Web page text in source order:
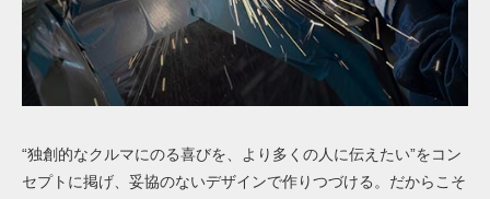
“独創的なクルマにのる喜びを、より多くの人に伝えたい”をコン
セプトに掲げ、妥協のないデザインで作りつづける。だからこそ